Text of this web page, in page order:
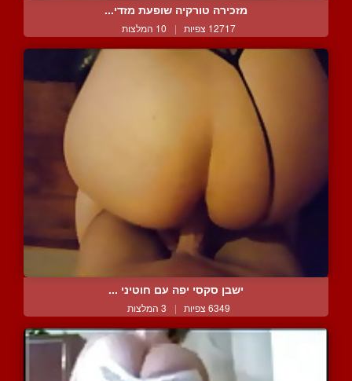
מזכירה טורקיה שופעת מזדי...
12717 צפיות | 10 המלצות
ישבן סקסי יפה עם חוטיני ...
6349 צפיות | 3 המלצות